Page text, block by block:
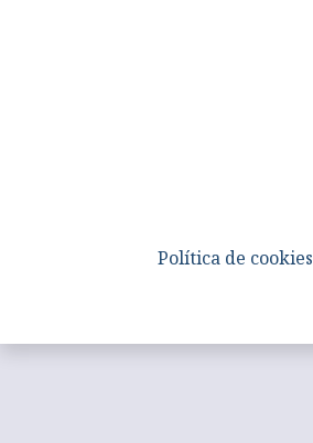
Política de cookies